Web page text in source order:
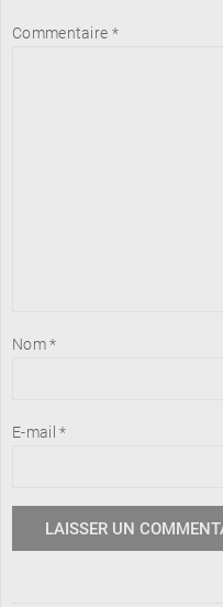
Commentaire *
Nom*
E-mail*